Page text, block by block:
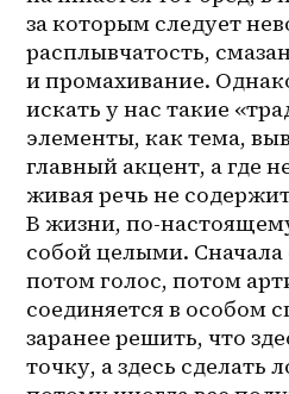
за которым следует
расплывчатость,
и промахивание.
искать у нас такие
элементы, как тема,
главный акцент, а где
живая речь не
В жизни, по-
собой целыми. Сначала
потом голос, потом
соединяется в особом
заранее решить, что
точку, а здесь сделать